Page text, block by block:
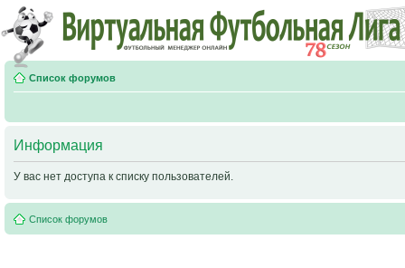
Список форумов
Информация
У вас нет доступа к списку пользователей.
Список форумов